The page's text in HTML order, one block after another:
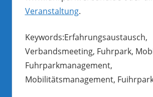
Veranstaltung.
Keywords:Erfahrungsaustausch,
Verbandsmeeting, Fuhrpark,
Fuhrparkmanagement,
Mobilitätsmanagement,